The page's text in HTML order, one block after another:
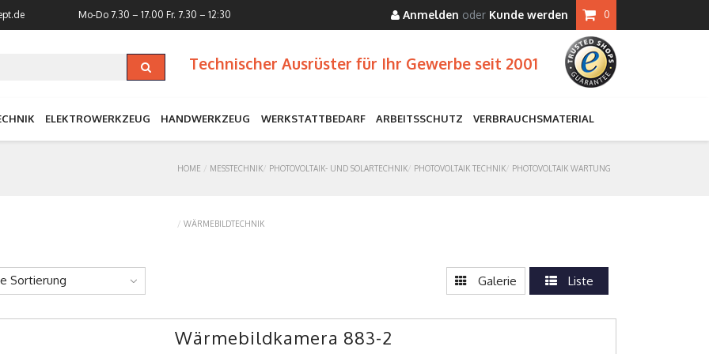
Mo-Do 7.30 – 17.00 Fr. 7.30 – 12:30 Anmelden oder Kunde werden 0
Technischer Ausrüster für Ihr Gewerbe seit 2001
ELEKTROWERKZEUG HANDWERKZEUG WERKSTATTBEDARF ARBEITSSCHUTZ VERBRAUCHSMATERIAL
HOME MESSTECHNIK PHOTOVOLTAIK- UND SOLARTECHNIK PHOTOVOLTAIK TECHNIK PHOTOVOLTAIK WARTUNG
WÄRMEBILDTECHNIK
Sortierung Galerie Liste
Wärmebildkamera 883-2